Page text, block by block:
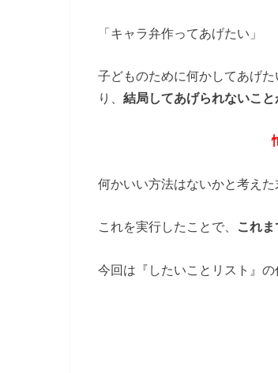
「キャラ弁作ってあげたい」
子どものために何かしてあげ
り、 結局してあげられないこと
何かいい方法はないかと考え
これを実行したことで、 これ
今回は『したいことリスト』